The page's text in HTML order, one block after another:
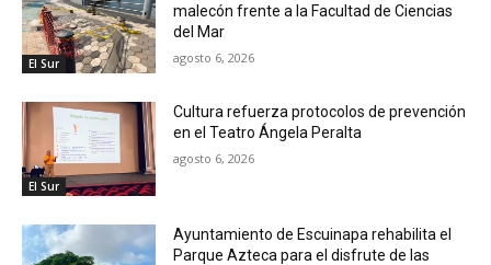
El Sur
malecón frente a la Facultad de Ciencias
del Mar
agosto 6, 2026
El Sur
Cultura refuerza protocolos de prevención
en el Teatro Ángela Peralta
agosto 6, 2026
Ayuntamiento de Escuinapa rehabilita el
Parque Azteca para el disfrute de las